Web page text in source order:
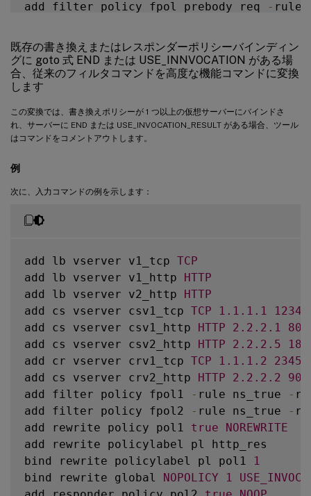
add filter policy fpol_prebody_req
- rule
add filter policy fpol_forward_req
rule
bind lb vserver v1 - policyName
bind cr vserver crv1 -policyName
#bind filter global fpol_variable_res
bind filter global fpol_prebody_req
bind filter global fpol_forward_req
add rewrite action
add rewrite policy fpol_error_res
add rewrite policy fpol_add_req
add rewrite policy fpol_variable_res
bind rewrite global fpol_add_req
bind rewrite global fpol_variable_req
bind rewrite global fpol_add_res
100
NEXT
bind rewrite global fpol_error_res
200
bind rewrite global fpol_variable_res
300
bind responder global fpol_error_req 100
bind lb vserver v1
policyName
bind lb vserver v1 -policyName
bind lb vserver v1 -policyName
bind lb vserver v1 -policyName
bind lb vserver v1 -policyName
bind lb vserver v1 - policyName
bind cs vserver csv1 -policyName
bind cs vserver csv1 -policyName
既存の書き換えまたはレスポンダーポリシーバインディン
グに goto 式 END または USE_INNVOCATION がある場
合、従来のフィルタコマンドを高度な機能コマンドに変換
します
この変換では、書き換えポリシーが 1 つ以上の仮想サーバーにバインドさ
れ、サーバーに END または USE_INVOCATION_RESULT がある場合、ツール
はコマンドをコメントアウトします。
例
次に、入力コマンドの例を示します：
add lb vserver v1_tcp TCP
add lb vserver v1_http HTTP
add lb vserver v2_http HTTP
add cs vserver csv1_tcp TCP 1.1 .1 .1
12345
add cs vserver csv1_http HTTP 2.2 .2 .1
80
add cs vserver csv2_http HTTP 2.2 .2 .5
180
add cr vserver crv1_tcp TCP 1.1 .1 .2
2345
add cs vserver crv2_http HTTP 2.2 .2 .2
90
add filter policy fpol1
- rule ns_true -
add filter policy fpol2
- rule ns_true -
add rewrite policy pol1 true
NOREWRITE
add rewrite policylabel pl http_res
bind rewrite policylabel pl pol1
1
bind rewrite global NOPOLICY 1